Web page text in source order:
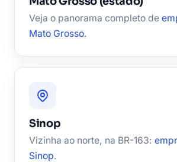
Veja o panorama completo de
Mato Grosso.
Sinop
Vizinha ao norte, na BR-163:
Sinop.